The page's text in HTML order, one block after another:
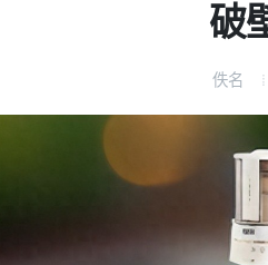
破
佚名